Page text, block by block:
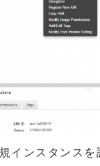
インスタンスを